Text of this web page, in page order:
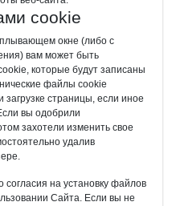
cookie
окне (либо с
вам может быть
которые будут записаны
файлы cookie
загрузке страницы, если иное
вы одобрили
захотели изменить свое
удалив
на установку файлов
Сайта. Если вы не